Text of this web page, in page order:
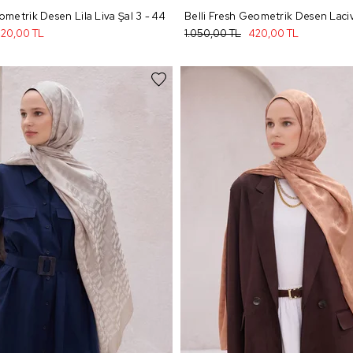
Desen Lila Liva Şal 3 - 44
TL
420,00 TL
1.050,00 TL